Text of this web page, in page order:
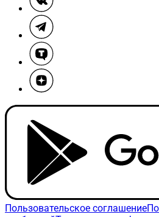
Пользовательское соглашение